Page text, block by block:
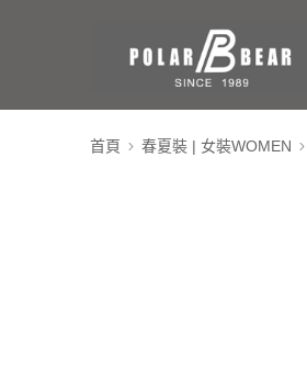
首頁 春夏裝 | 女裝WOMEN